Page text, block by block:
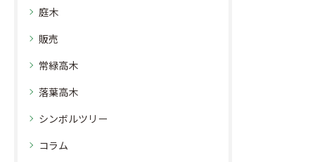
庭木
販売
常緑高木
落葉高木
シンボルツリー
コラム